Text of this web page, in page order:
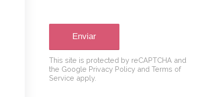
occurred trying to
communicate with
Google reCAPTCHA API.
You are currently not
able to submit the
contact form. Please try